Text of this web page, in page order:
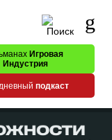
Игровая
Индустрия
подкаст